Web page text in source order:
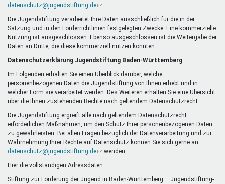
Demokratie & Beteiligung
datenschutz@jugendstiftung.de(Link
E-
Mail)
Die Jugendstiftung verarbeitet Ihre Daten ausschließlich für die in der
Satzung und in den Förderrichtlinien festgelegten Zwecke. Eine kommerzielle
Nutzung ist ausgeschlossen. Ebenso ausgeschlossen ist die Weitergabe der
Daten an Dritte, die diese kommerziell nutzen könnten.
Datenschutzerklärung Jugendstiftung Baden-Württemberg
Im Folgenden erhalten Sie einen Überblick darüber, welche
personenbezogenen Daten die Jugendstiftung von Ihnen erhebt und in
welcher Form sie verarbeitet werden. Des Weiteren erhalten Sie eine Übersicht
über die Ihnen zustehenden Rechte nach geltendem Datenschutzrecht.
Die Jugendstiftung ergreift alle nach geltendem Datenschutzrecht
erforderlichen Maßnahmen, um den Schutz Ihrer personenbezogenen Daten
zu gewährleisten. Bei allen Fragen bezüglich der Datenverarbeitung und zur
Wahrnehmung Ihrer Rechte auf Datenschutz können Sie sich gerne an
datenschutz@jugendstiftung.de(Link
E-
Mail)
wenden.
Hier die vollständigen Adressdaten:
Stiftung zur Förderung der Jugend in Baden-Württemberg – Jugendstiftung-